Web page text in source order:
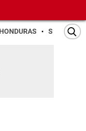
HONDURAS SAN PEDRO